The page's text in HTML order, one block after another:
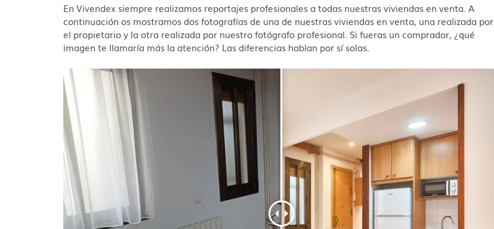
En Vivendex siempre realizamos reportajes profesionales a todas nuestras viviendas en venta. A
continuación os mostramos dos fotografías de una de nuestras viviendas en venta, una realizada por
el propietario y la otra realizada por nuestro fotógrafo profesional. Si fueras un comprador, ¿qué
imagen te llamaría más la atención? Las diferencias hablan por sí solas.